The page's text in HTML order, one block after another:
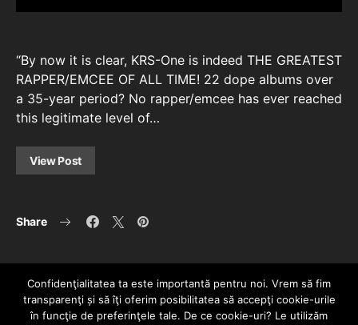
“By now it is clear, KRS-One is indeed THE GREATEST
RAPPER/EMCEE OF ALL TIME! 22 dope albums over
a 35-year period? No rapper/emcee has ever reached
this legitimate level of…
View Post
Share
Confidenţialitatea ta este importantă pentru noi. Vrem să fim
transparenţi și să îţi oferim posibilitatea să accepţi cookie-urile
în funcţie de preferinţele tale. De ce cookie-uri? Le utilizăm